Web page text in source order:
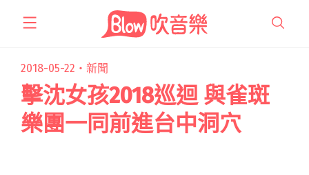
2018-05-22・ 新聞
擊沈女孩2018巡迴 與雀斑
樂團一同前進台中洞穴